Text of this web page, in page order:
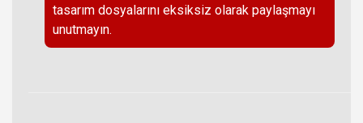
tasarım dosyalarını eksiksiz olarak paylaşmayı
unutmayın.